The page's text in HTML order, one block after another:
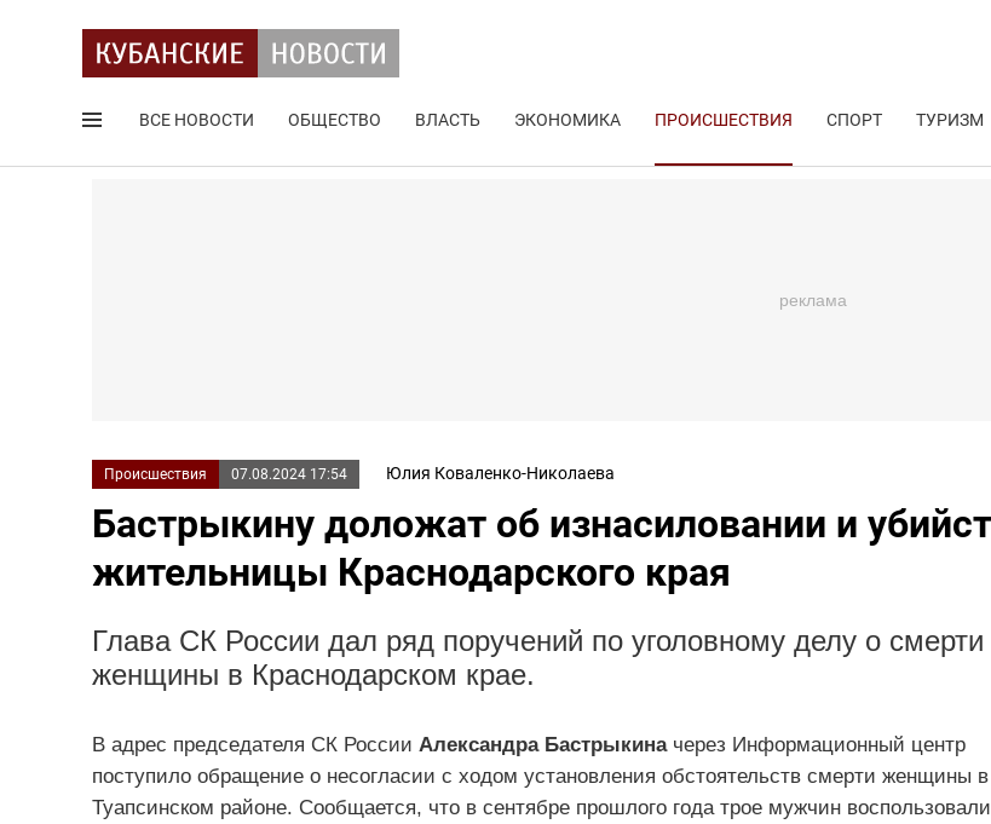
ВСЕ НОВОСТИ ОБЩЕСТВО ВЛАСТЬ ЭКОНОМИКА ПРОИСШЕСТВИЯ СПОРТ ТУРИЗМ
Происшествия 07.08.2024 17:54 Юлия Коваленко-Николаева
Бастрыкину доложат об изнасиловании и
жительницы Краснодарского края
Глава СК России дал ряд поручений по уголовному делу о смерти
женщины в Краснодарском крае.
В адрес председателя СК России Александра Бастрыкиначерез Информационный центр
поступило обращение о несогласии с ходом установления обстоятельств смерти женщины в
Туапсинском районе. Сообщается, что в сентябре прошлого года трое мужчин